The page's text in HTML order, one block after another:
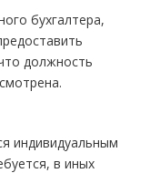
бухгалтера,
должность
индивидуальным
в иных